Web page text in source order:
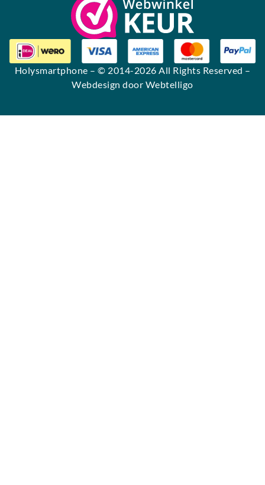
Holysmartphone – © 2014-2026 All Rights Reserved –
Webdesign door Webtelligo